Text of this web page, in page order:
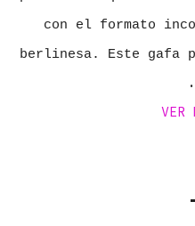
con el formato
berlinesa. Este gafa
VER